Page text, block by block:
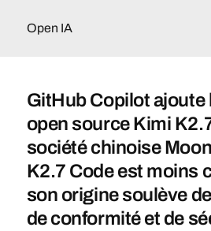
Open IA
GitHub Copilot ajoute
open source Kimi
société chinoise
K2.7 Code est moins
son origine soulève
de conformité et de